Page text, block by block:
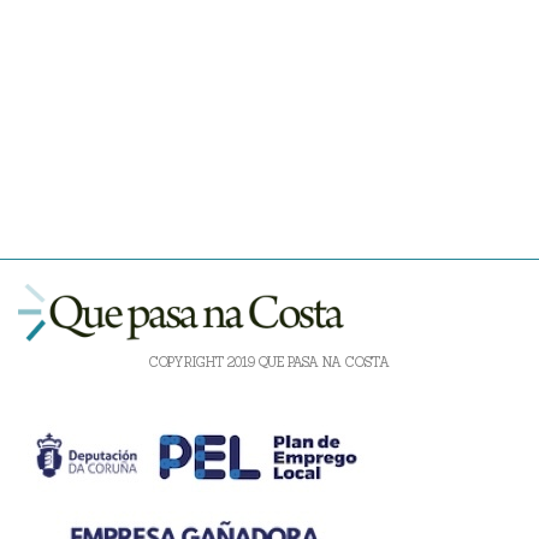
COPYRIGHT 2019 QUE PASA NA COSTA